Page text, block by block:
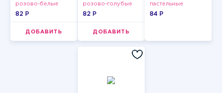
розово-белые
пастельные
82 P
ДОБАВИТЬ
розово-голубые
пастельные
82 P
ДОБАВИТЬ
пастельные
84 P